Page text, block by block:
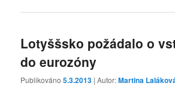
Lotyššsko požádalo o
do eurozóny
Publikováno5.3.2013 | Autor:Martina